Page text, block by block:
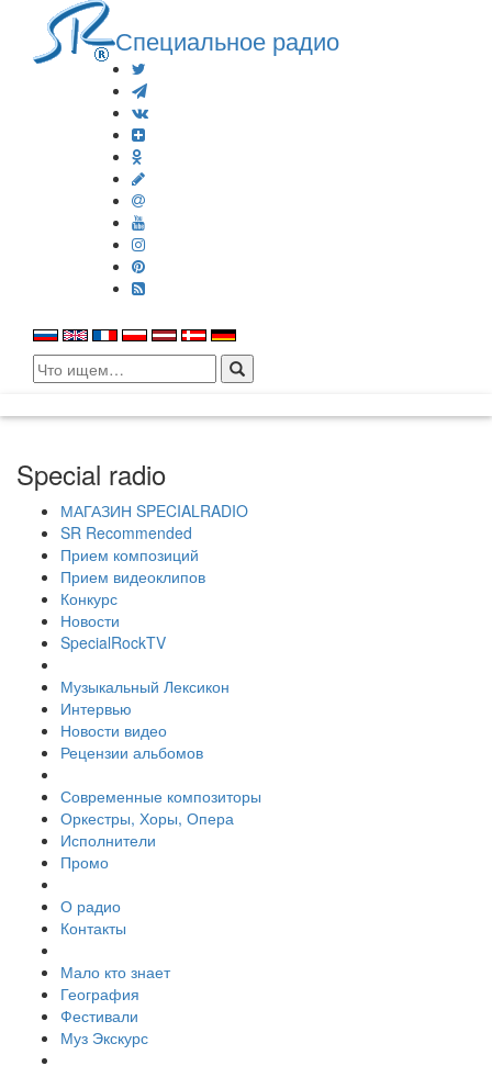
Специальное радио
Search
for:
Special radio
МАГАЗИН SPECIALRADIO
SR Recommended
Прием композиций
Прием видеоклипов
Конкурс
Новости
SpecialRockTV
Музыкальный Лексикон
Интервью
Новости видео
Рецензии альбомов
Современные композиторы
Оркестры, Хоры, Опера
Исполнители
Промо
О радио
Контакты
Мало кто знает
География
Фестивали
Муз Экскурс